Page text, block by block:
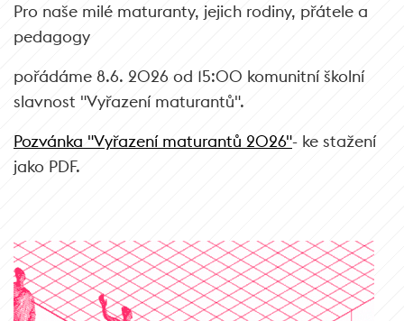
Pro naše milé maturanty, jejich rodiny, přátele a
pedagogy
pořádáme 8.6. 2026 od 15:00 komunitní školní
slavnost "Vyřazení maturantů".
Pozvánka "Vyřazení maturantů 2026"- ke stažení
jako PDF.